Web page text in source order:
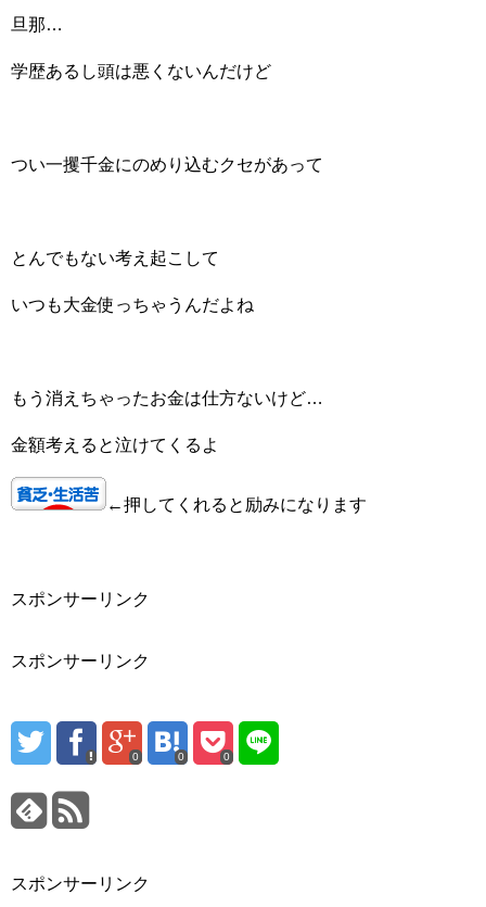
旦那…
学歴あるし頭は悪くないんだけど
つい一攫千金にのめり込むクセがあって
とんでもない考え起こして
いつも大金使っちゃうんだよね
もう消えちゃったお金は仕方ないけど…
金額考えると泣けてくるよ
←押してくれると励みになります
スポンサーリンク
スポンサーリンク
0 0 0
スポンサーリンク